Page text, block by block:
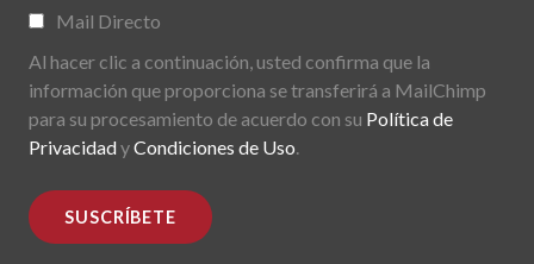
Mail Directo
Al hacer clic a continuación, usted confirma que la
información que proporciona se transferirá a MailChimp
para su procesamiento de acuerdo con su Política de
PrivacidadyCondiciones de Uso.